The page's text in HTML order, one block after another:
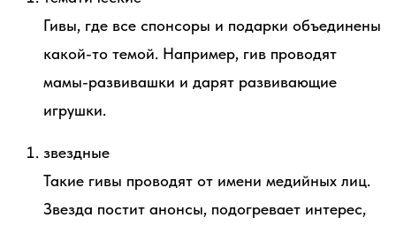
Гивы, где все спонсоры и подарки объединены
какой-то темой. Например, гив проводят
мамы-развивашки и дарят развивающие
игрушки.
звездные
Такие гивы проводят от имени медийных лиц.
Звезда постит анонсы, подогревает интерес,